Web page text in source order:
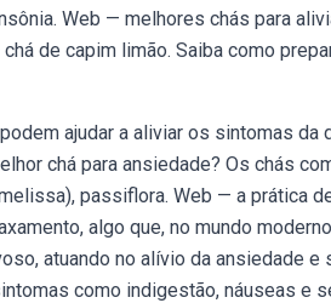
Web — melhores chás para
de capim limão. Saiba como
ajudar a aliviar os sintomas da
chá para ansiedade? Os chás
passiflora. Web — a prática
algo que, no mundo
atuando no alívio da ansiedade
como indigestão, náuseas e